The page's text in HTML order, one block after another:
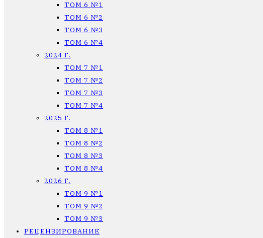
ТОМ 6 №1
ТОМ 6 №2
ТОМ 6 №3
ТОМ 6 №4
2024 Г.
ТОМ 7 №1
ТОМ 7 №2
ТОМ 7 №3
ТОМ 7 №4
2025 Г.
ТОМ 8 №1
ТОМ 8 №2
ТОМ 8 №3
ТОМ 8 №4
2026 Г.
ТОМ 9 №1
ТОМ 9 №2
ТОМ 9 №3
РЕЦЕНЗИРОВАНИЕ